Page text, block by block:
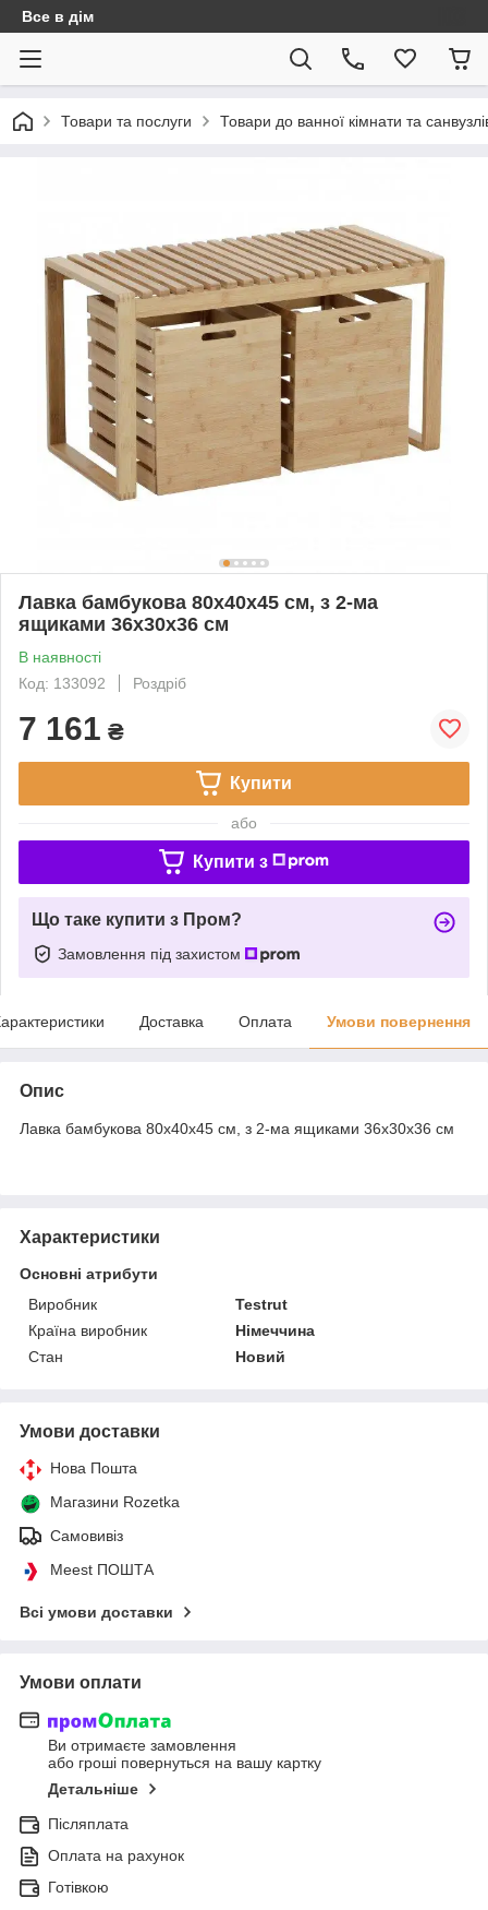
Все в дім
Товари та послуги Товари до ванної кімнати та
Лавка бамбукова 80х40х45 см, з 2-ма
ящиками 36x30x36 см
В наявності
Код: 133092
Роздріб
7 161 ₴
Купити
або
Купити з
Що таке купити з Пром?
Замовлення під захистом
Доставка Оплата Умови повернення
Опис
Лавка бамбукова 80х40х45 см, з 2-ма ящиками 36x30x36 см
Характеристики
Основні атрибути
Виробник
Testrut
Країна виробник
Німеччина
Стан
Новий
Умови доставки
Нова Пошта
Магазини Rozetka
Самовивіз
Meest ПОШТА
Всі умови доставки
Умови оплати
Ви отримаєте замовлення
або гроші повернуться на вашу картку
Детальніше
Післяплата
Оплата на рахунок
Готівкою